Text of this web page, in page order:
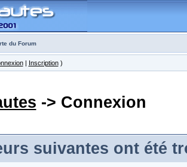
du Forum
| Inscription)
-> Connexion
suivantes ont été